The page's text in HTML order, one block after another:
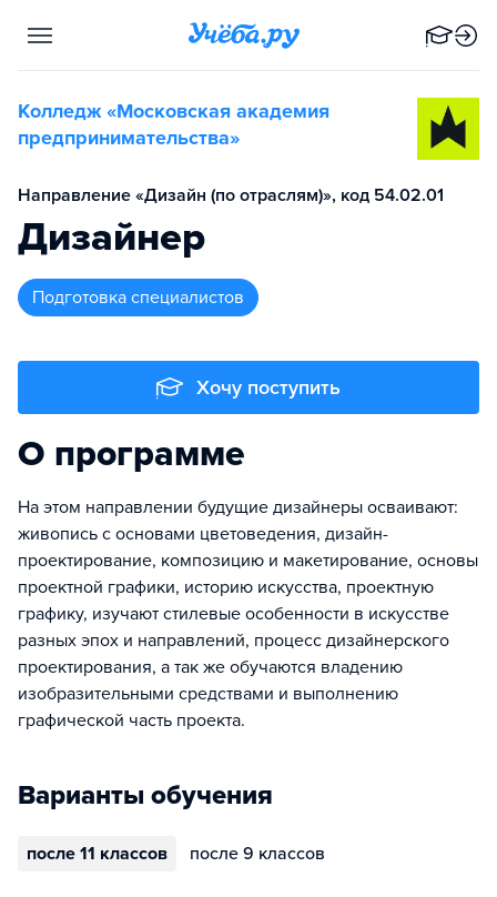
Колледж «Московская академия
предпринимательства»
Направление «Дизайн (по отраслям)», код 54.02.01
Дизайнер
подготовка специалистов
Хочу поступить
О программе
На этом направлении будущие дизайнеры осваивают:
живопись с основами цветоведения, дизайн-
проектирование, композицию и макетирование, основы
проектной графики, историю искусства, проектную
графику, изучают стилевые особенности в искусстве
разных эпох и направлений, процесс дизайнерского
проектирования, а так же обучаются владению
изобразительными средствами и выполнению
графической часть проекта.
Варианты обучения
после 11 классов после 9 классов